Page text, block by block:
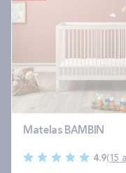
Matelas BAMBIN
4.9(15